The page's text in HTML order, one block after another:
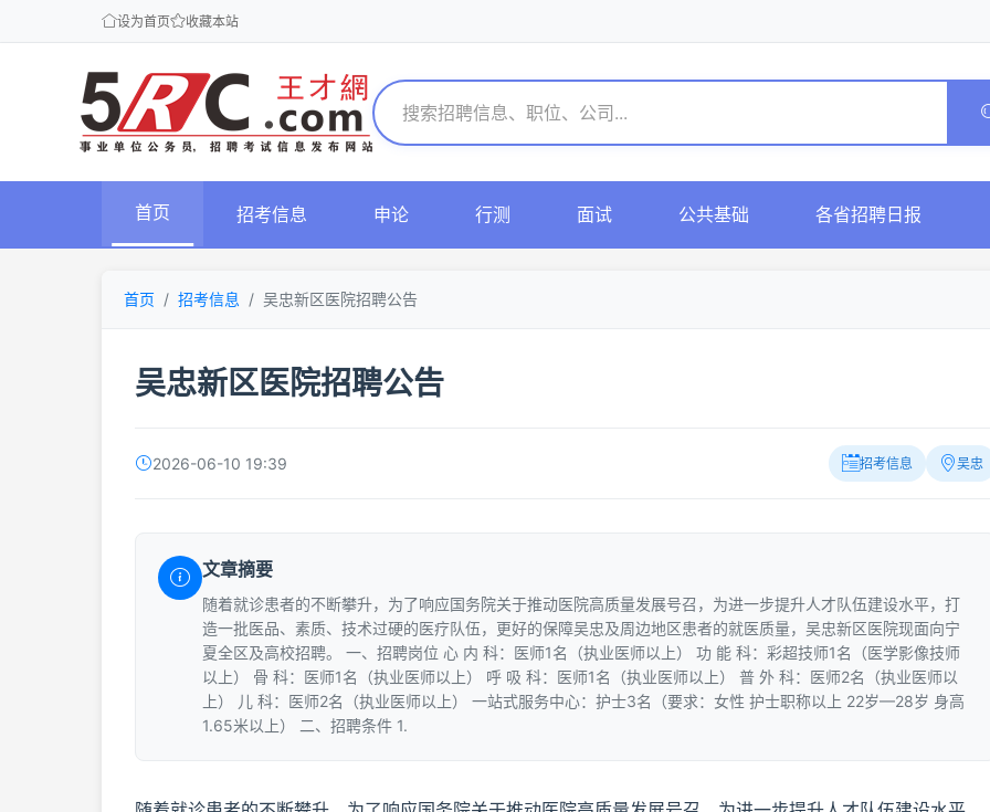
设为首页 收藏本站
首页 招考信息 申论 行测 面试 公共基础 各省招聘日报
首页 招考信息 吴忠新区医院招聘公告
吴忠新区医院招聘公告
2026-06-10 19:39 招考信息 吴忠
文章摘要
随着就诊患者的不断攀升，为了响应国务院关于推动医院高质量发展号召，为进一步提升人才队伍建设水平，打
造一批医品、素质、技术过硬的医疗队伍，更好的保障吴忠及周边地区患者的就医质量，吴忠新区医院现面向宁
夏全区及高校招聘。 一、招聘岗位 心 内 科：医师1名（执业医师以上） 功 能 科：彩超技师1名（医学影像技师
以上） 骨 科：医师1名（执业医师以上） 呼 吸 科：医师1名（执业医师以上） 普 外 科：医师2名（执业医师以
上） 儿 科：医师2名（执业医师以上） 一站式服务中心：护士3名（要求：女性 护士职称以上 22岁—28岁 身高
1.65米以上） 二、招聘条件 1.